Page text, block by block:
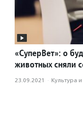
«СуперВет»: о
животных сняли
23.09.2021 · Культура